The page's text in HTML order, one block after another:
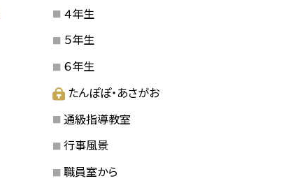
４年生
５年生
６年生
たんぽぽ・あさがお
通級指導教室
行事風景
職員室から